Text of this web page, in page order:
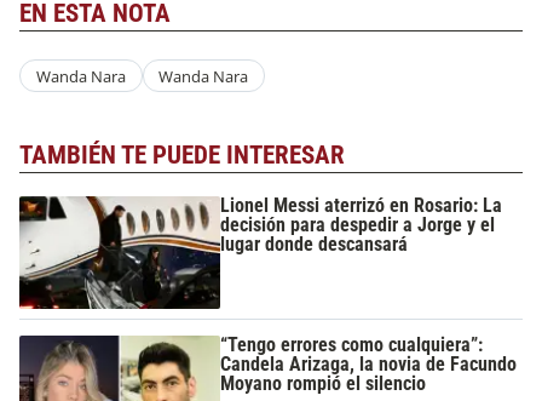
EN ESTA NOTA
Wanda Nara Wanda Nara
TAMBIÉN TE PUEDE INTERESAR
Lionel Messi aterrizó en Rosario: La
decisión para despedir a Jorge y el
lugar donde descansará
“Tengo errores como cualquiera”:
Candela Arizaga, la novia de Facundo
Moyano rompió el silencio